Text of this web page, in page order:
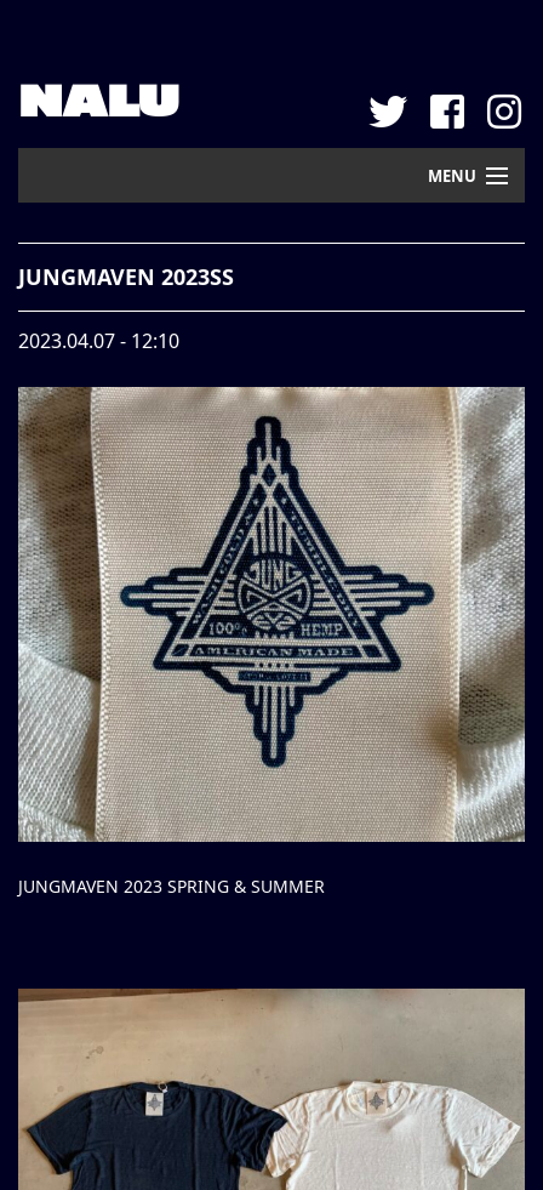
NALU
MENU
New Arrival
Pickup
Mail Order
Contact
Web Store
JUNGMAVEN 2023SS
2023.04.07 - 12:10
JUNGMAVEN 2023 SPRING & SUMMER